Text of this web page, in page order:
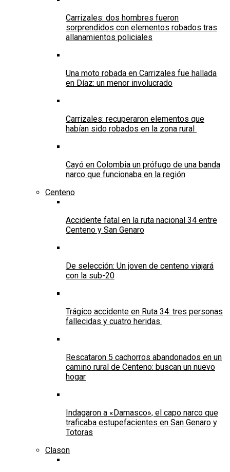
Carrizales: dos hombres fueron
sorprendidos con elementos robados tras
allanamientos policiales
Una moto robada en Carrizales fue hallada
en Díaz: un menor involucrado
Carrizales: recuperaron elementos que
habían sido robados en la zona rural
Cayó en Colombia un prófugo de una banda
narco que funcionaba en la región
Centeno
Accidente fatal en la ruta nacional 34 entre
Centeno y San Genaro
De selección: Un joven de centeno viajará
con la sub-20
Trágico accidente en Ruta 34: tres personas
fallecidas y cuatro heridas
Rescataron 5 cachorros abandonados en un
camino rural de Centeno: buscan un nuevo
hogar
Indagaron a «Damasco», el capo narco que
traficaba estupefacientes en San Genaro y
Totoras
Clason